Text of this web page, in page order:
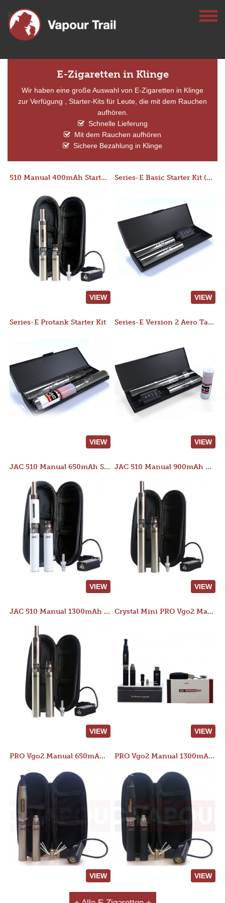
E-Zigaretten in Klinge
Wir haben eine große Auswahl von E-Zigaretten in Klinge
zur Verfügung , Starter-Kits für Leute, die mit dem Rauchen
aufhören.
Schnelle Lieferung
Mit dem Rauchen aufhören
Sichere Bezahlung in Klinge
510 Manual 400mAh Starter Kit
VIEW
Series-E Basic Starter Kit (No Tank)
VIEW
Series-E Protank Starter Kit
VIEW
Series-E Version 2 Aero Tank Starter Kit
VIEW
JAC 510 Manual 650mAh Starter Kit
VIEW
JAC 510 Manual 900mAh Starter Kit
VIEW
JAC 510 Manual 1300mAh Starter Kit
VIEW
Crystal Mini PRO Vgo2 Manual 400mAh Kit
VIEW
PRO Vgo2 Manual 650mAh Kit
VIEW
PRO Vgo2 Manual 1300mAh Kit
VIEW